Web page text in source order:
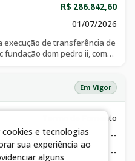
R$ 286.842,60
01/07/2026
execução de transferência de
dom pedro ii, com
Em Vigor
Termo de Fomento
--
--
e tecnologias
sua experiência ao
alguns